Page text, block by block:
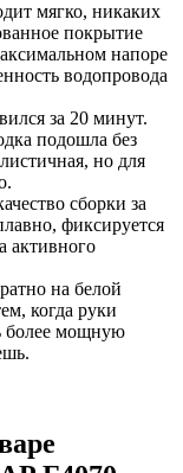
мягко, никаких
покрытие
напоре
водопровода
за 20 минут.
подошла без
но для
сборки за
фиксируется
активного
на белой
когда руки
более мощную